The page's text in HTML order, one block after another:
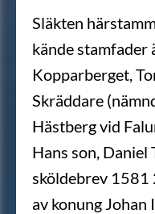
Släkten
kände stamfader
Kopparberget,
Skräddare
Hästberg vid
Hans son, Daniel
sköldebrev 1581
av konung Johan